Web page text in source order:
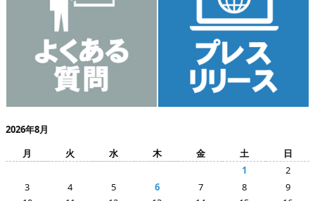
2026年8月
月
火 水 木 金 土
日
1
2
3
4 5 6 7 8
9